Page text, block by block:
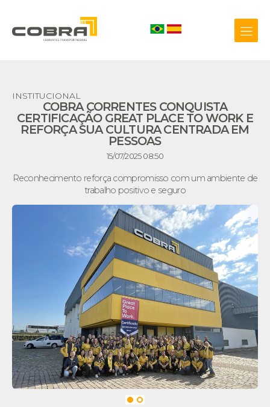
+55 54 3209.0800
Biblioteca 3D
INSTITUCIONAL
COBRA CORRENTES CONQUISTA
CERTIFICAÇÃO GREAT PLACE TO WORK E
REFORÇA SUA CULTURA CENTRADA EM
PESSOAS
15/07/2025 08:50
Reconhecimento reforça compromisso com um ambiente de
trabalho positivo e seguro